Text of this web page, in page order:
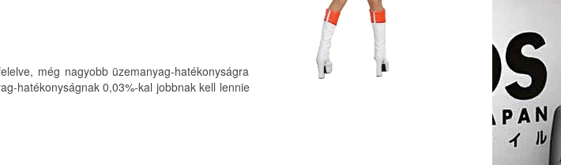
még nagyobb üzemanyag-hatékonyságra
hatékonyságnak 0,03%-kal jobbnak kell lennie